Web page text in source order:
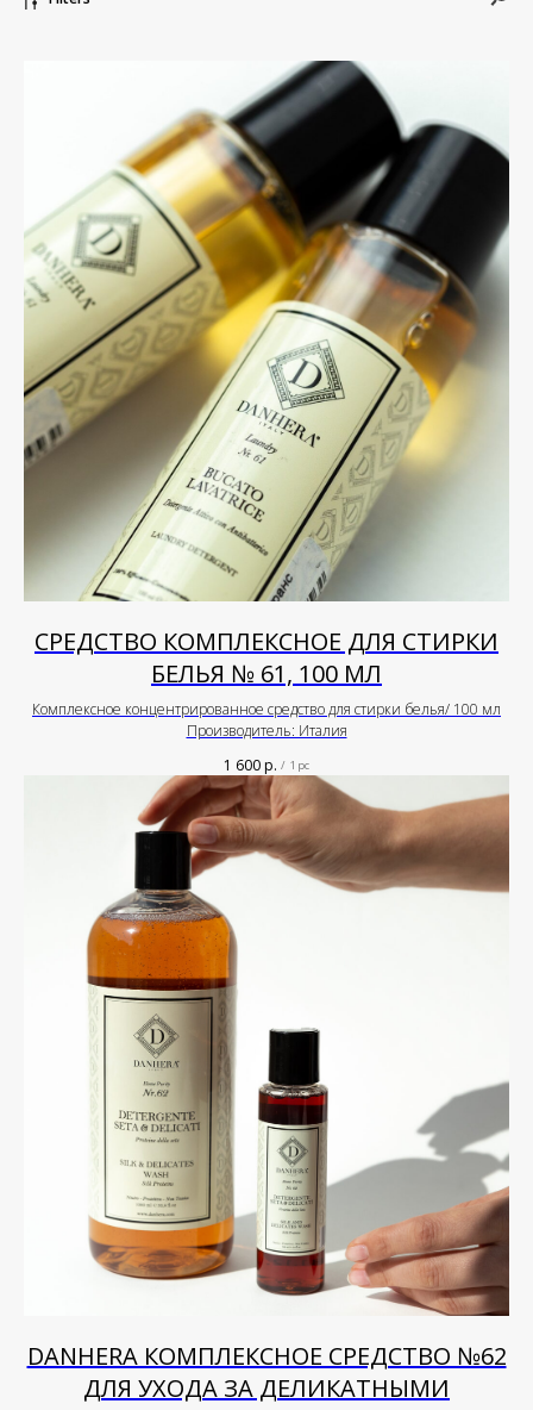
СРЕДСТВО КОМПЛЕКСНОЕ ДЛЯ СТИРКИ
БЕЛЬЯ № 61, 100 МЛ
Комплексное концентрированное средство для стирки белья/ 100 мл
Производитель: Италия
1 600р. / 1 pc
DANHERA КОМПЛЕКСНОЕ СРЕДСТВО №62
ДЛЯ УХОДА ЗА ДЕЛИКАТНЫМИ